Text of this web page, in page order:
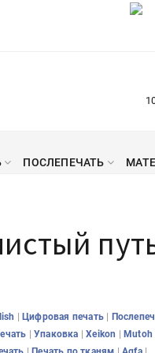
ПОСЛЕПЕЧАТЬ
|Цифровая печать |
| Упаковка |Xeikon |Mutoh